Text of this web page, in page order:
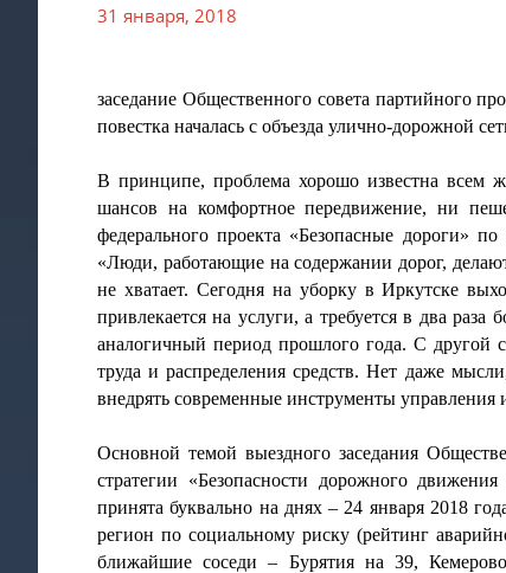
31 января, 2018
заседание Общественного совета
повестка началась с объезда улично-дорожной
В принципе, проблема хорошо известна всем
шансов на комфортное передвижение, ни
федерального проекта «Безопасные дороги»
«Люди, работающие на содержании дорог,
не хватает. Сегодня на уборку в Иркутске
привлекается на услуги, а требуется в два
аналогичный период прошлого года. С другой
труда и распределения средств. Нет даже
внедрять современные инструменты управления
Основной темой выездного заседания
стратегии «Безопасности дорожного
принята буквально на днях – 24 января 2018
регион по социальному риску (рейтинг
ближайшие соседи – Бурятия на 39,